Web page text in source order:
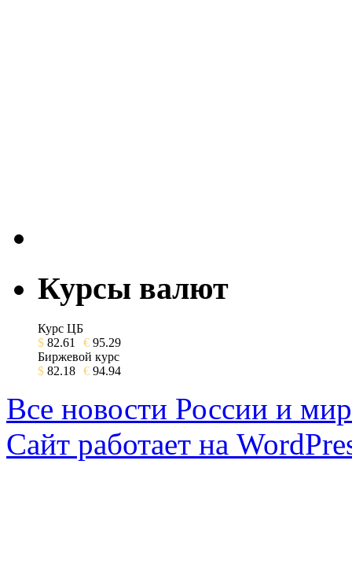
Курсы валют
Курс ЦБ
$ 82.61 € 95.29
Биржевой курс
$ 82.18 € 94.94
Все новости России и
Сайт работает на